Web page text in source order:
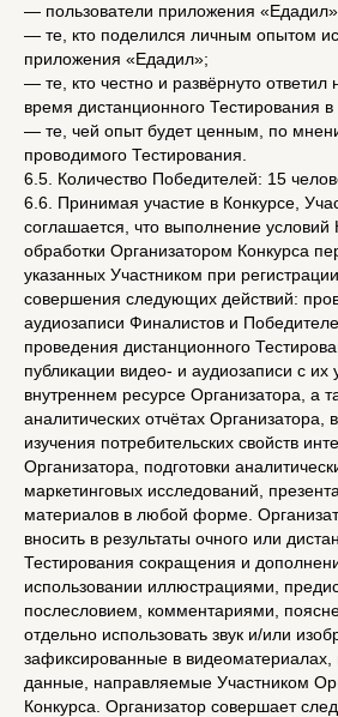
— пользователи приложения
— те, кто поделился личным опытом
приложения «Едадил»;
— те, кто честно и развёрнуто ответил
время дистанционного Тестирования
— те, чей опыт будет ценным, по
проводимого Тестирования.
6.5. Количество Победителей: 15
6.6. Принимая участие в Конкурсе,
соглашается, что выполнение условий
обработки Организатором Конкурса
указанных Участником при
совершения следующих действий:
аудиозаписи Финалистов и
проведения дистанционного
публикации видео- и аудиозаписи с их
внутреннем ресурсе Организатора, а
аналитических отчётах Организатора,
изучения потребительских свойств
Организатора, подготовки
маркетинговых исследований,
материалов в любой форме.
вносить в результаты очного или
Тестирования сокращения и
использовании иллюстрациями,
послесловием, комментариями,
отдельно использовать звук и/или
зафиксированные в
данные, направляемые Участником
Конкурса. Организатор совершает